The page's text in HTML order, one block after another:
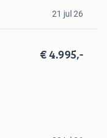
21 jul 26
€ 4.995,-